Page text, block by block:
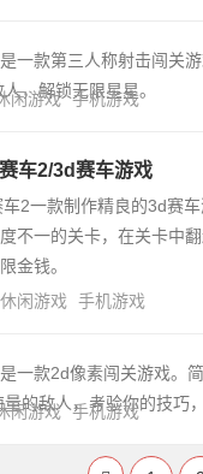
一款第三人称射击闯关
，解锁无限星星。
闲游戏 手机游戏
车2/3d赛车游戏
2一款制作精良的3d赛
不一的关卡，在关卡中
金钱。
休闲游戏 手机游戏
一款2d像素闯关游戏。
的敌人，考验你的技巧
闲游戏 手机游戏